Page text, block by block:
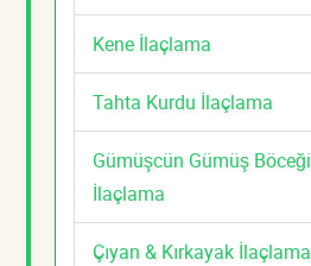
Kene İlaçlama
Tahta Kurdu İlaçlama
Gümüşcün Gümüş Böceği
İlaçlama
Çıyan & Kırkayak İlaçlama